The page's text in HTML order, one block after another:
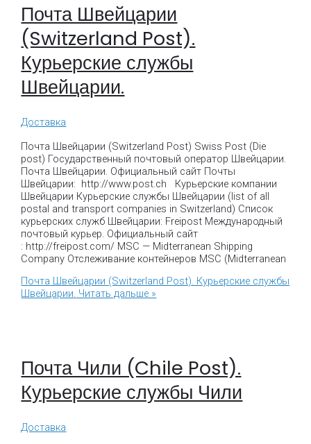
Почта Швейцарии
(Switzerland Post).
Курьерские службы
Швейцарии.
Доставка
Почта Швейцарии (Switzerland Post) Swiss Post (Die
post) Государственный почтовый оператор Швейцарии.
Почта Швейцарии. Официальный сайт Почты
Швейцарии: http://www.post.ch Курьерские компании
Швейцарии Курьерские службы Швейцарии (list of all
postal and transport companies in Switzerland) Список
курьерских служб Швейцарии: Freipost Международный
почтовый курьер. Официальный сайт
: http://freipost.com/ MSC — Midterranean Shipping
Company Отслеживание контейнеров MSC (Midterranean
Почта Швейцарии (Switzerland Post). Курьерские службы
Швейцарии. Читать дальше »
Почта Чили (Chile Post).
Курьерские службы Чили
Доставка